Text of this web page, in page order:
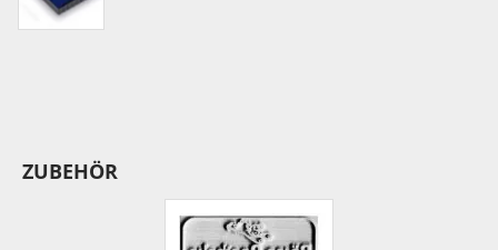
ZUBEHÖR